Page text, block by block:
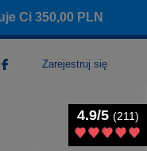
Ci350,00 PLN
Zarejestruj się
4.9/5 (211)
4.9/5 (211)